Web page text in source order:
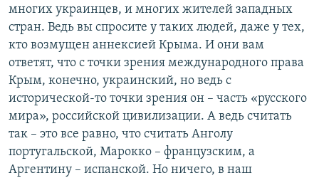
многих украинцев, и многих жителей западных
стран. Ведь вы спросите у таких людей, даже у тех,
кто возмущен аннексией Крыма. И они вам
ответят, что с точки зрения международного права
Крым, конечно, украинский, но ведь с
исторической-то точки зрения он – часть «русского
мира», российской цивилизации. А ведь считать
так – это все равно, что считать Анголу
португальской, Марокко – французским, а
Аргентину – испанской. Но ничего, в наш